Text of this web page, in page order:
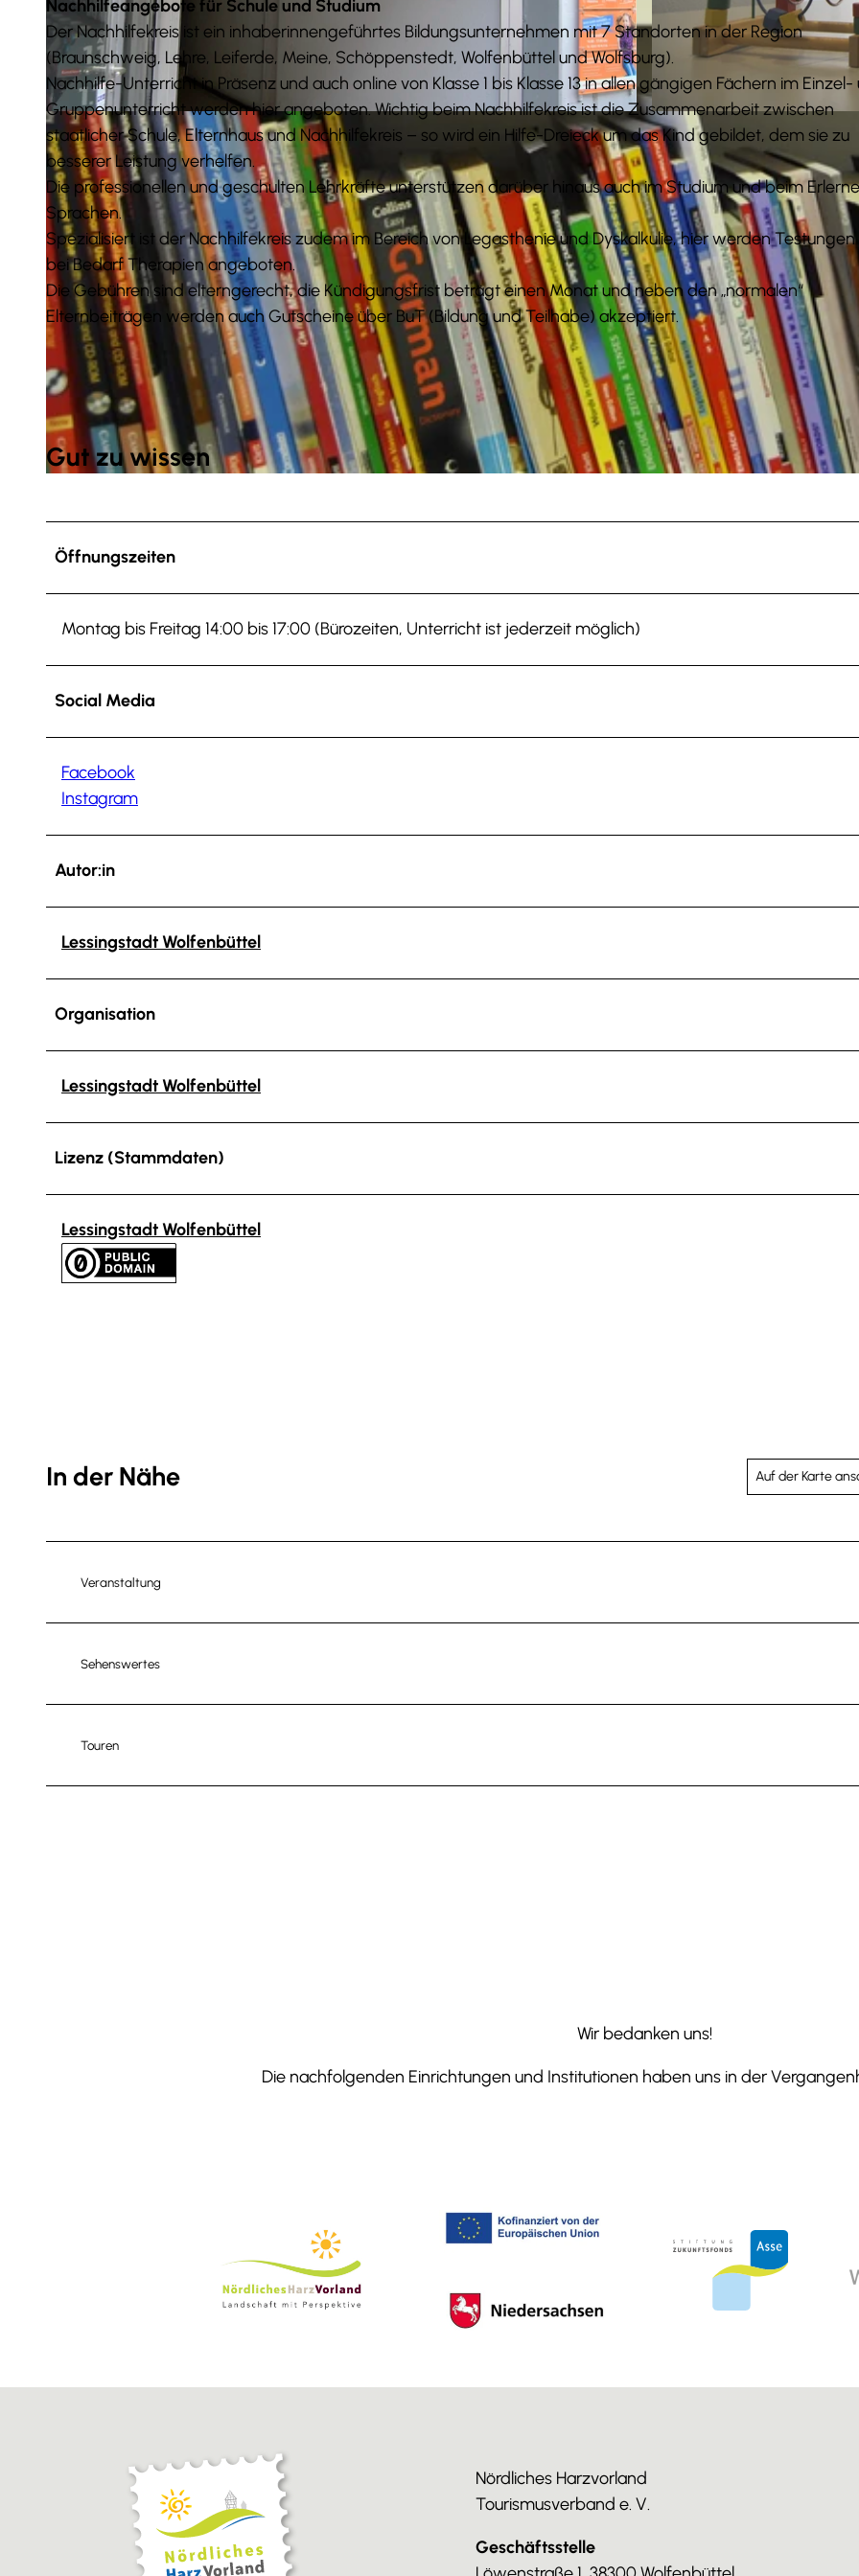
© Stadt Wolfenbüttel (CB) | CC0 © Stadt Wolfenbüttel |
Nachhilfeangebote für Schule und Studium
Der Nachhilfekreis ist ein inhaberinnengeführtes Bildungsunternehmen mit 7 Standorten in der Region
(Braunschweig, Lehre, Leiferde, Meine, Schöppenstedt, Wolfenbüttel und Wolfsburg).
Nachhilfe-Unterricht in Präsenz und auch online von Klasse 1 bis Klasse 13 in allen gängigen Fächern im
Gruppenunterricht werden hier angeboten. Wichtig beim Nachhilfekreis ist die Zusammenarbeit zwischen
staatlicher Schule, Elternhaus und Nachhilfekreis – so wird ein Hilfe-Dreieck um das Kind gebildet, dem sie zu
besserer Leistung verhelfen.
Die professionellen und geschulten Lehrkräfte unterstützen darüber hinaus auch im Studium und beim
Sprachen.
Spezialisiert ist der Nachhilfekreis zudem im Bereich von Legasthenie und Dyskalkulie, hier werden Testungen
bei Bedarf Therapien angeboten.
Die Gebühren sind elterngerecht, die Kündigungsfrist beträgt einen Monat und neben den „normalen“
Elternbeiträgen werden auch Gutscheine über BuT (Bildung und Teilhabe) akzeptiert.
Gut zu wissen
Öffnungszeiten
Montag bis Freitag 14:00 bis 17:00 (Bürozeiten, Unterricht ist jederzeit möglich)
Social Media
Facebook
Instagram
Autor:in
Lessingstadt Wolfenbüttel
Organisation
Lessingstadt Wolfenbüttel
Lizenz (Stammdaten)
Lessingstadt Wolfenbüttel
In der Nähe Auf der Karte
Veranstaltung
Sehenswertes
Touren
Wir bedanken uns!
Die nachfolgenden Einrichtungen und Institutionen haben uns in der
Nördliches Harzvorland
Tourismusverband e. V.
Geschäftsstelle